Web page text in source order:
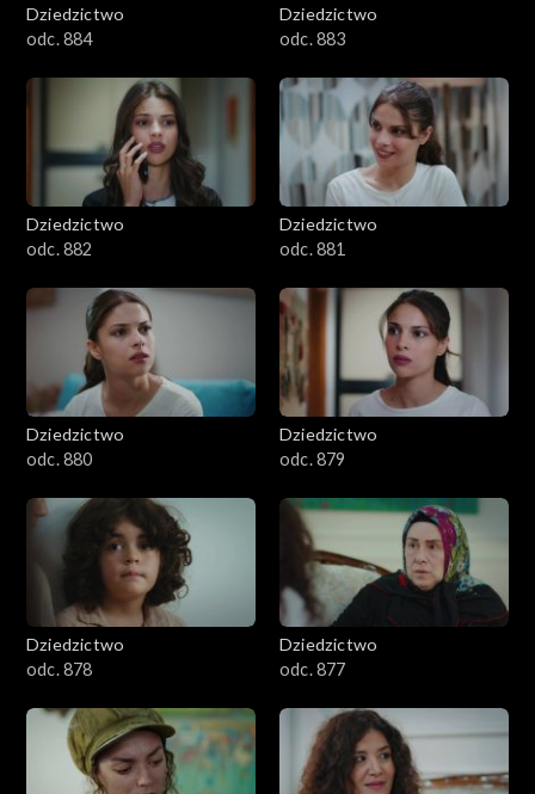
Dziedzictwo
odc. 884
Dziedzictwo
odc. 883
Dziedzictwo
odc. 882
Dziedzictwo
odc. 881
Dziedzictwo
odc. 880
Dziedzictwo
odc. 879
Dziedzictwo
odc. 878
Dziedzictwo
odc. 877